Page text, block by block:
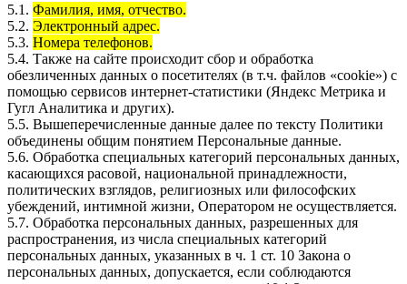
5.1. Фамилия, имя, отчество.
5.2. Электронный адрес.
5.3. Номера телефонов.
5.4. Также на сайте происходит сбор и обработка
обезличенных данных о посетителях (в т.ч. файлов «cookie») с
помощью сервисов интернет-статистики (Яндекс Метрика и
Гугл Аналитика и других).
5.5. Вышеперечисленные данные далее по тексту Политики
объединены общим понятием Персональные данные.
5.6. Обработка специальных категорий персональных данных,
касающихся расовой, национальной принадлежности,
политических взглядов, религиозных или философских
убеждений, интимной жизни, Оператором не осуществляется.
5.7. Обработка персональных данных, разрешенных для
распространения, из числа специальных категорий
персональных данных, указанных в ч. 1 ст. 10 Закона о
персональных данных, допускается, если соблюдаются